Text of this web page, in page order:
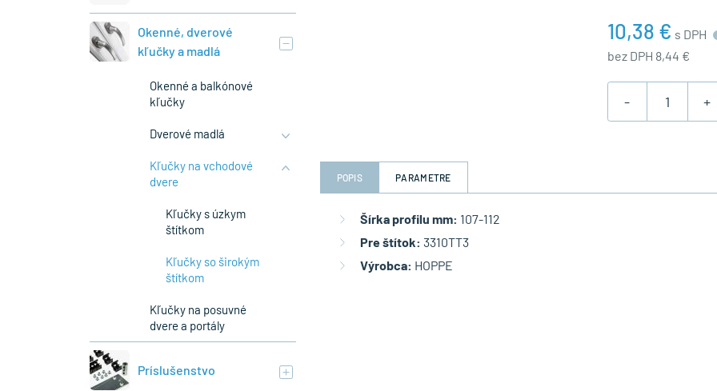
10,38 € s DPH
bez DPH 8,44 €
- +
POPIS PARAMETRE
Šírka profilu mm: 107-112
Pre štítok: 3310TT3
Výrobca: HOPPE
Okenné, dverové
kľučky a madlá
Okenné a balkónové
kľučky
Dverové madlá
Kľučky na vchodové
dvere
Kľučky s úzkym
štítkom
Kľučky so širokým
štítkom
Kľučky na posuvné
dvere a portály
Príslušenstvo